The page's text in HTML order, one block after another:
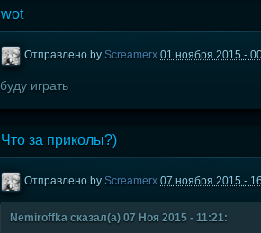
wot
Отправлено byScreamerx 01 ноября 2015 -
буду играть
Что за приколы?)
Отправлено byScreamerx 07 ноября 2015 -
Nеmiroffkа сказал(а) 07 Ноя 2015 - 11:21: